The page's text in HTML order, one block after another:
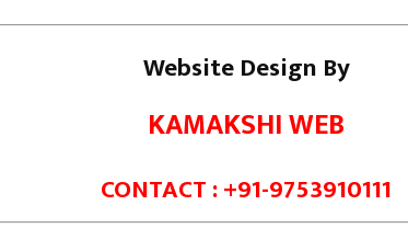
Website Design By
KAMAKSHI WEB
CONTACT : +91-9753910111